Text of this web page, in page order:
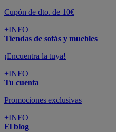
Cupón de dto. de 10€
+INFO
Tiendas de sofás y muebles
¡Encuentra la tuya!
+INFO
Tu cuenta
Promociones exclusivas
+INFO
El blog